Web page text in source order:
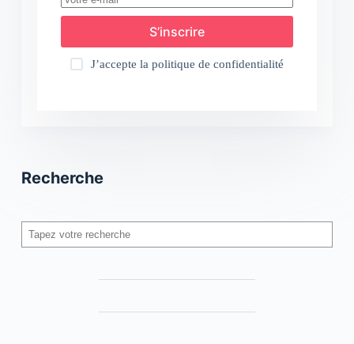
S’inscrire
J’accepte la politique de confidentialité
Recherche
Rechercher